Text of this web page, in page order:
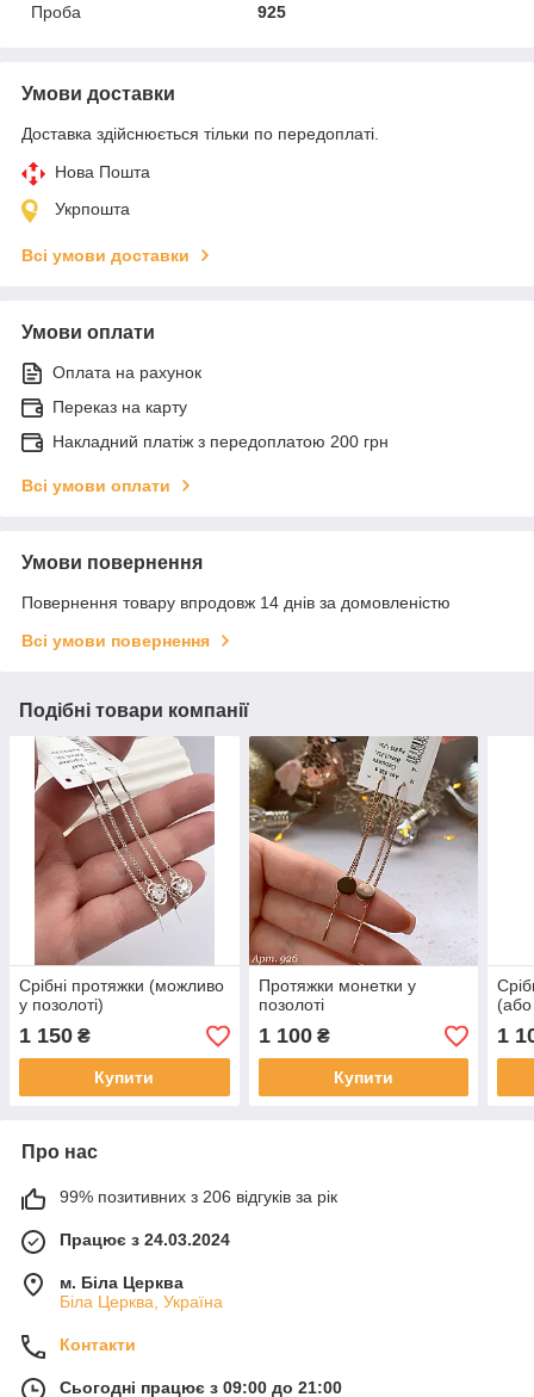
Проба
925
Умови доставки
Доставка здійснюється тільки по передоплаті.
Нова Пошта
Укрпошта
Всі умови доставки
Умови оплати
Оплата на рахунок
Переказ на карту
Накладний платіж з передоплатою 200 грн
Всі умови оплати
Умови повернення
Повернення товару впродовж 14 днів за домовленістю
Всі умови повернення
Подібні товари компанії
Срібні протяжки (можливо
у позолоті)
1 150 ₴
Купити
Протяжки монетки у
позолоті
1 100₴
Купити
(або
1
Про нас
99% позитивних з 206 відгуків за рік
Працює з 24.03.2024
м. Біла Церква
Біла Церква, Україна
Контакти
Сьогодні працює з 09:00 до 21:00